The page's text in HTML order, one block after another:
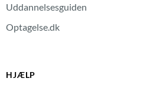
Uddannelsesguiden
Optagelse.dk
HJÆLP